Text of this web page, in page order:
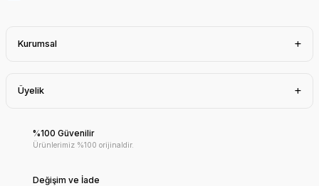
Kurumsal
Üyelik
%100 Güvenilir
Ürünlerimiz %100 orijinaldir.
Değişim ve İade